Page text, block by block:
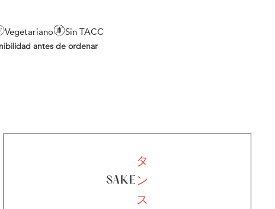
Vegetariano Sin TACC
antes de ordenar
SAKE
タ
ン
ス